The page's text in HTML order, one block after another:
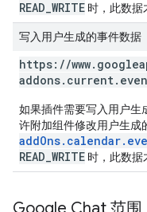
READ_WRITE 时，此数据
写入用户生成的事件数据
https: //www.
addons. current.
如果插件需要写入用户生
许附加组件修改用户生成
READ_WRITE 时，此数据